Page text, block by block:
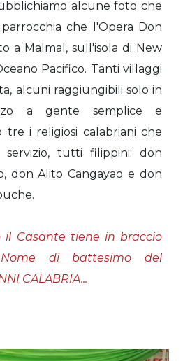
alcune foto che
che l'Opera Don
a Malmal, sull'isola di New
Pacifico. Tanti villaggi
alcuni raggiungibili solo in
a gente semplice e
tre i religiosi calabriani che
tutti filippini: don
don Alito Cangayao e don
il Casante tiene in braccio
di battesimo del
CALABRIA...